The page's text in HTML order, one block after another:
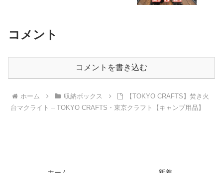
コメント
コメントを書き込む
ホーム 収納ボックス
【TOKYO CRAFTS】焚き火
台マクライト – TOKYO CRAFTS・東京クラフト【キャンプ用品】